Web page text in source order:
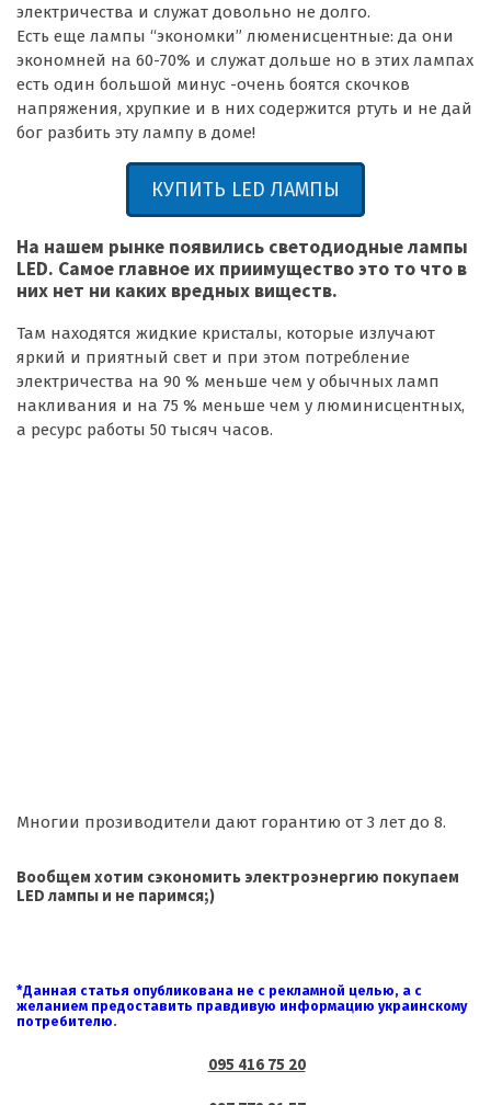
электричества и служат довольно не долго.
Есть еще лампы “экономки” люменисцентные: да они
экономней на 60-70% и служат дольше но в этих лампах
есть один большой минус -очень боятся скочков
напряжения, хрупкие и в них содержится ртуть и не дай
бог разбить эту лампу в доме!
КУПИТЬ LED ЛАМПЫ
На нашем рынке появились светодиодные лампы
LED. Самое главное их приимущество это то что в
них нет ни каких вредных виществ.
Там находятся жидкие кристалы, которые излучают
яркий и приятный свет и при этом потребление
электричества на 90 % меньше чем у обычных ламп
накливания и на 75 % меньше чем у люминисцентных,
а ресурс работы 50 тысяч часов.
Многии прозиводители дают горантию от 3 лет до 8.
Вообщем хотим сэкономить электроэнергию покупаем
LED лампы и не паримся;)
*Данная статья опубликована не с рекламной целью, а с
желанием предоставить правдивую информацию украинскому
потребителю.
095 416 75 20